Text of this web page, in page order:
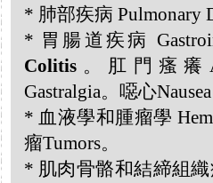
* 肺部疾病 Pulmonary
* 胃腸道疾病
Colitis。肛門瘙癢
Gastralgia。噁心
* 血液學和腫瘤學
瘤Tumors。
* 肌肉骨骼和結締組織